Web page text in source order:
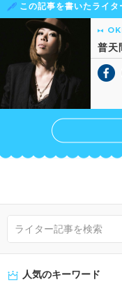
この記事を書いたライタ
普天
人気のキーワード